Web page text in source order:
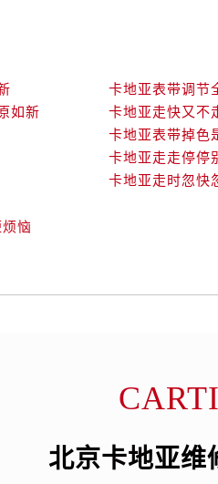
卡地亚表带调节
如新
卡地亚走快又不
卡地亚表带掉色
卡地亚走走停停
卡地亚走时忽快
恼
北京卡地亚维